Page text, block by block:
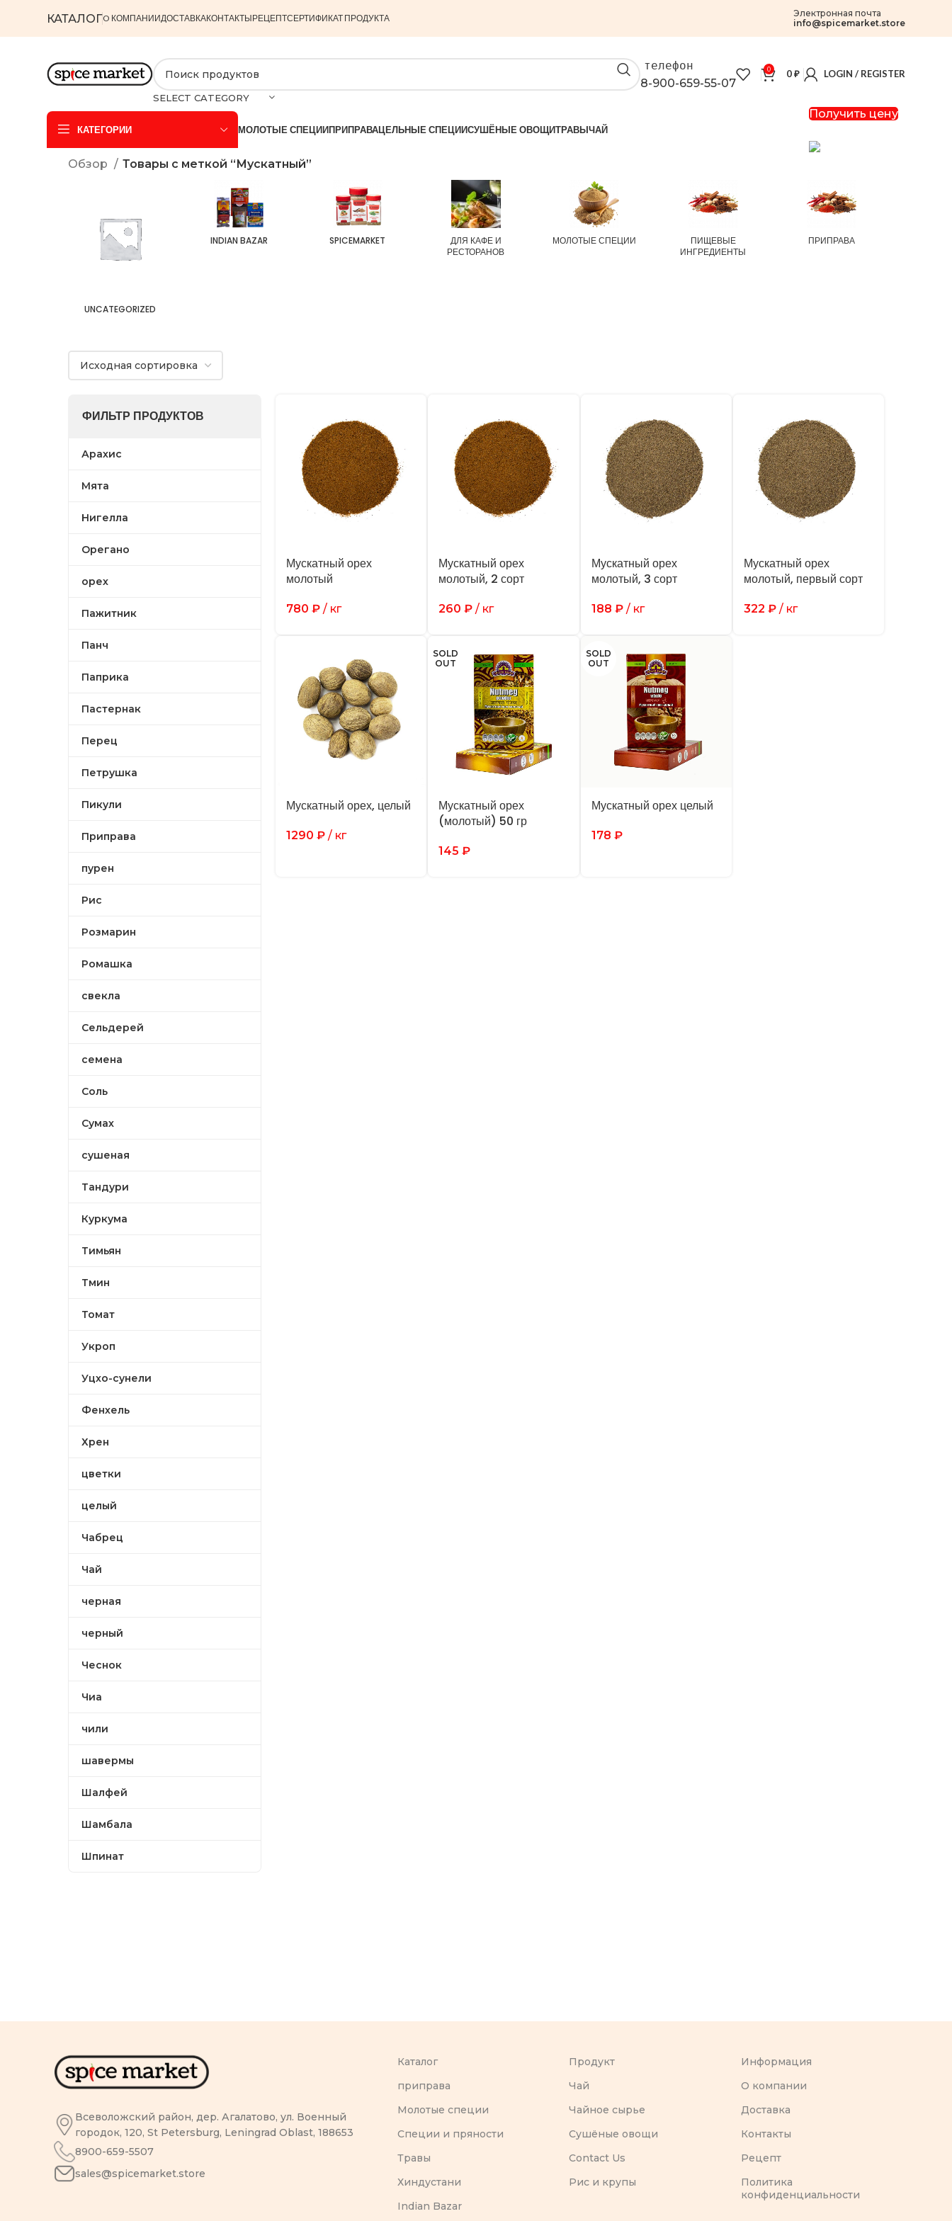
КАТАЛОГO КОМПАНИИДОСТАВКАКОНТАКТЫРЕЦЕПТСЕРТИФИКАТ ПРОДУКТА
Электронная почта
info@spicemarket.store
SELECT CATEGORY
телефон
8-900-659-55-07
0 0₽ LOGIN / REGISTER
КАТЕГОРИИ МОЛОТЫЕ СПЕЦИИПРИПРАВАЦЕЛЬНЫЕ СПЕЦИИСУШЁНЫЕ ОВОЩИТРАВЫЧАЙ
Получить цену
Обзор Товары с меткой “Мускатный”
UNCATEGORIZED
INDIAN BAZAR SPICEMARKET
ДЛЯ КАФЕ И
РЕСТОРАНОВ
МОЛОТЫЕ СПЕЦИИ
ПИЩЕВЫЕ
ИНГРЕДИЕНТЫ
ПРИПРАВА
ФИЛЬТР ПРОДУКТОВ
Арахис
Мята
Нигелла
Орегано
орех
Пажитник
Панч
Паприка
Пастернак
Перец
Петрушка
Пикули
Приправа
пурен
Рис
Розмарин
Ромашка
свекла
Сельдерей
семена
Соль
Сумах
сушеная
Тандури
Куркума
Тимьян
Тмин
Томат
Укроп
Уцхо-сунели
Фенхель
Хрен
цветки
целый
Чабрец
Чай
черная
черный
Чеснок
Чиа
чили
шавермы
Шалфей
Шамбала
Шпинат
Мускатный орех
молотый
780 ₽ / кг
Мускатный орех
молотый, 2 сорт
260₽ / кг
Мускатный орех
молотый, 3 сорт
188 ₽/ кг
Мускатный орех
молотый, первый сорт
322 ₽/ кг
Мускатный орех, целый
1290 ₽ / кг
SOLD
OUT
Мускатный орех
(молотый) 50 гр
145₽
SOLD
OUT
Мускатный орех целый
178 ₽
Всеволожский район, дер. Агалатово, ул. Военный
городок, 120, St Petersburg, Leningrad Oblast, 188653
8900-659-5507
sales@spicemarket.store
Каталог
приправа
Молотые специи
Специи и пряности
Травы
Хиндустани
Indian Bazar
Продукт
Чай
Чайное сырье
Сушёные овощи
Contact Us
Рис и крупы
Информация
O компании
Доставка
Контакты
Рецепт
Политика
конфиденциальности